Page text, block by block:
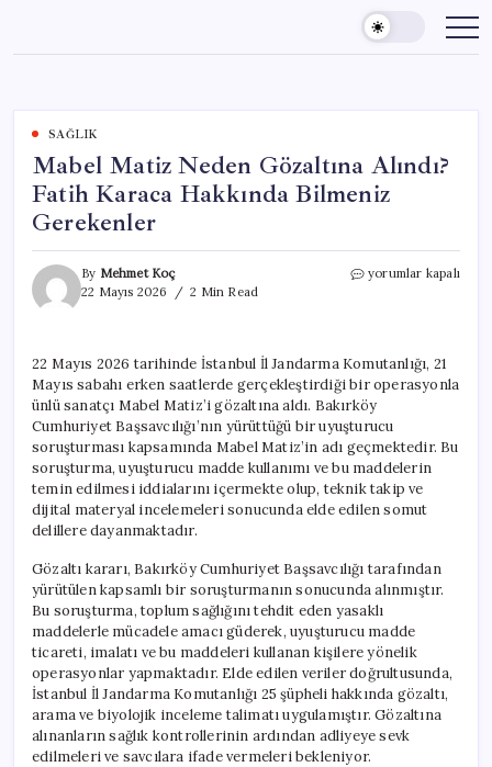
content
SAĞLIK
Mabel Matiz Neden Gözaltına Alındı?
Fatih Karaca Hakkında Bilmeniz
Gerekenler
By Mehmet Koç
22 Mayıs 2026
2 Min Read
Mabel
Fatih
Karaca
Hakkında
Bilmeniz
Gerekenler
için
yorumlar kapalı
22 Mayıs 2026 tarihinde İstanbul İl Jandarma Komutanlığı, 21
Mayıs sabahı erken saatlerde gerçekleştirdiği bir operasyonla
ünlü sanatçı Mabel Matiz’i gözaltına aldı. Bakırköy
Cumhuriyet Başsavcılığı’nın yürüttüğü bir uyuşturucu
soruşturması kapsamında Mabel Matiz’in adı geçmektedir. Bu
soruşturma, uyuşturucu madde kullanımı ve bu maddelerin
temin edilmesi iddialarını içermekte olup, teknik takip ve
dijital materyal incelemeleri sonucunda elde edilen somut
delillere dayanmaktadır.
Gözaltı kararı, Bakırköy Cumhuriyet Başsavcılığı tarafından
yürütülen kapsamlı bir soruşturmanın sonucunda alınmıştır.
Bu soruşturma, toplum sağlığını tehdit eden yasaklı
maddelerle mücadele amacı güderek, uyuşturucu madde
ticareti, imalatı ve bu maddeleri kullanan kişilere yönelik
operasyonlar yapmaktadır. Elde edilen veriler doğrultusunda,
İstanbul İl Jandarma Komutanlığı 25 şüpheli hakkında gözaltı,
arama ve biyolojik inceleme talimatı uygulamıştır. Gözaltına
alınanların sağlık kontrollerinin ardından adliyeye sevk
edilmeleri ve savcılara ifade vermeleri bekleniyor.